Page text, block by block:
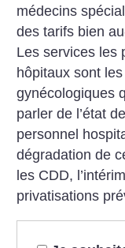
médecins
des tarifs bien
Les services les
hôpitaux sont
gynécologiques
parler de l’état
personnel
dégradation de
les CDD,
privatisations